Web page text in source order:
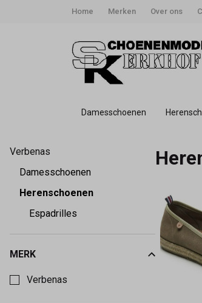
Home Merken Over ons
Damesschoenen
Herenschoenen
Schoenmode
Kerkhof
Verbenas
Damesschoenen
Herenschoenen
Espadrilles
MERK
Verbenas